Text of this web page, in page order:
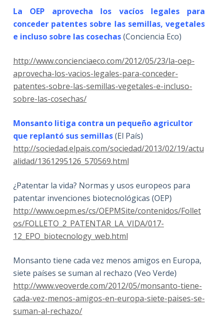
La OEP aprovecha los vacíos legales para
conceder patentes sobre las semillas, vegetales
e incluso sobre las cosechas(Conciencia Eco)
http://www.concienciaeco.com/2012/05/23/la-oep-
aprovecha-los-vacios-legales-para-conceder-
patentes-sobre-las-semillas-vegetales-e-incluso-
sobre-las-cosechas/
Monsanto litiga contra un pequeño agricultor
que replantó sus semillas(El País)
http://sociedad.elpais.com/sociedad/2013/02/19/actu
alidad/1361295126_570569.html
¿Patentar la vida? Normas y usos europeos para
patentar invenciones biotecnológicas (OEP)
http://www.oepm.es/cs/OEPMSite/contenidos/Follet
os/FOLLETO_2_PATENTAR_LA_VIDA/017-
12_EPO_biotecnology_web.html
Monsanto tiene cada vez menos amigos en Europa,
siete países se suman al rechazo (Veo Verde)
http://www.veoverde.com/2012/05/monsanto-tiene-
cada-vez-menos-amigos-en-europa-siete-paises-se-
suman-al-rechazo/